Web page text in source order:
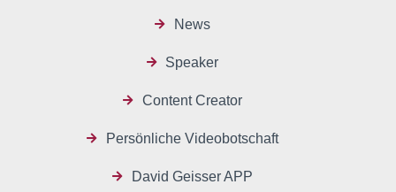
News
Speaker
Content Creator
Persönliche Videobotschaft
David Geisser APP